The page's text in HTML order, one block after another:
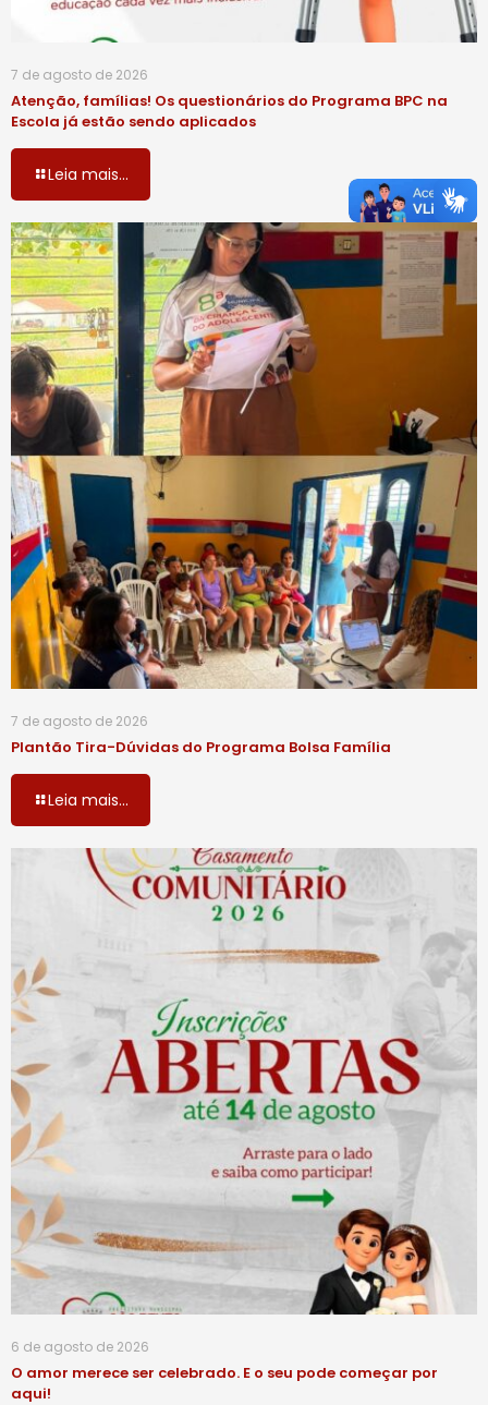
7 de agosto de 2026
Atenção, famílias! Os questionários do Programa BPC na
Escola já estão sendo aplicados
Leia mais...
7 de agosto de 2026
Plantão Tira-Dúvidas do Programa Bolsa Família
Leia mais...
6 de agosto de 2026
O amor merece ser celebrado. E o seu pode começar por
aqui!